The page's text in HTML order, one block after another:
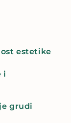
estetike
i
grudi